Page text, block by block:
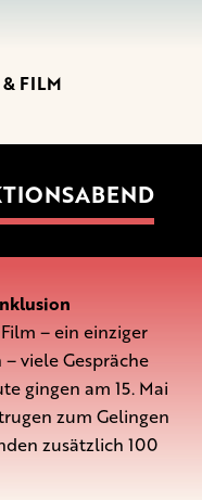
FILM
– ein einziger
viele Gespräche
gingen am 15. Mai
zum Gelingen
zusätzlich 100